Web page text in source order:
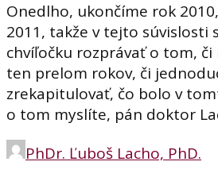
Onedlho, ukončíme rok
2011, takže v tejto súvislosti
chvíľočku rozprávať o tom, či
ten prelom rokov, či
zrekapitulovať, čo bolo v
o tom myslíte, pán doktor
PhDr. Ľuboš Lacho, PhD.